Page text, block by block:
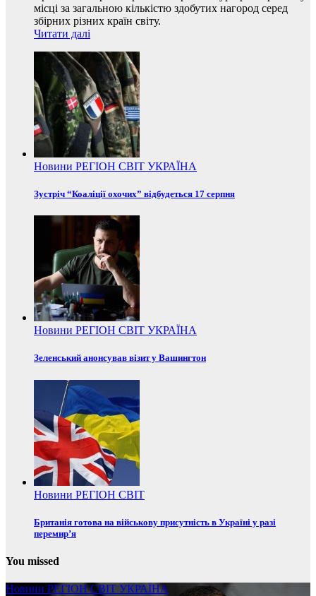
місці за загальною кількістю здобутих нагород серед
збірних різних країн світу.
Читати далі
Новини РЕГІОН СВІТ УКРАЇНА
Зустріч “Коаліції охочих” відбудеться 17 серпня
Новини РЕГІОН СВІТ УКРАЇНА
Зеленський анонсував візит у Вашингтон
Новини РЕГІОН СВІТ
Британія готова на військову присутність в Україні у разі
перемир’я
You missed
Новини РЕГІОНСВІТ УКРАЇНА